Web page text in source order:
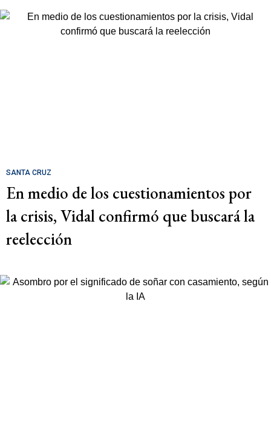
SANTA CRUZ
En medio de los cuestionamientos por
la crisis, Vidal confirmó que buscará la
reelección